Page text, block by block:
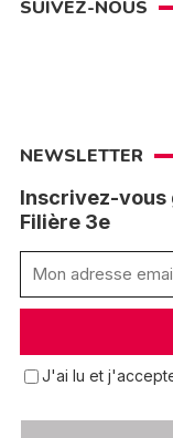
SUIVEZ-NOUS
NEWSLETTER
Inscrivez-vous
Filière 3e
J'ai lu et